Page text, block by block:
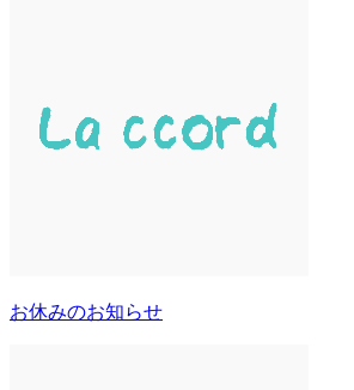
お休みのお知らせ